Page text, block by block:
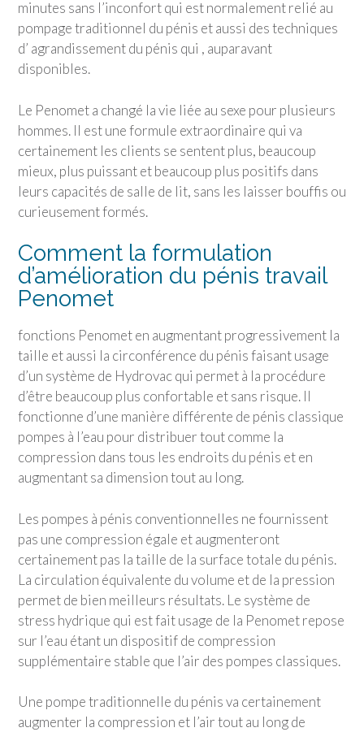
minutes sans l’inconfort qui est normalement relié au
pompage traditionnel du pénis et aussi des techniques
d’ agrandissement du pénis qui , auparavant
disponibles.
Le Penomet a changé la vie liée au sexe pour plusieurs
hommes. Il est une formule extraordinaire qui va
certainement les clients se sentent plus, beaucoup
mieux, plus puissant et beaucoup plus positifs dans
leurs capacités de salle de lit, sans les laisser bouffis ou
curieusement formés.
Comment la formulation
d’amélioration du pénis travail
Penomet
fonctions Penomet en augmentant progressivement la
taille et aussi la circonférence du pénis faisant usage
d’un système de Hydrovac qui permet à la procédure
d’être beaucoup plus confortable et sans risque. Il
fonctionne d’une manière différente de pénis classique
pompes à l’eau pour distribuer tout comme la
compression dans tous les endroits du pénis et en
augmentant sa dimension tout au long.
Les pompes à pénis conventionnelles ne fournissent
pas une compression égale et augmenteront
certainement pas la taille de la surface totale du pénis.
La circulation équivalente du volume et de la pression
permet de bien meilleurs résultats. Le système de
stress hydrique qui est fait usage de la Penomet repose
sur l’eau étant un dispositif de compression
supplémentaire stable que l’air des pompes classiques.
Une pompe traditionnelle du pénis va certainement
augmenter la compression et l’air tout au long de